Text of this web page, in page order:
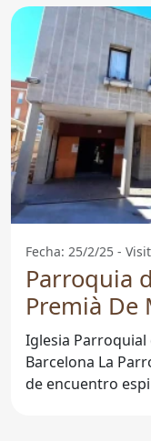
Fecha: 25/2/25 -
Parroquia
Premià De
Iglesia Parroquial
Barcelona La Parroquia de Santa María es un punto
de encuentro